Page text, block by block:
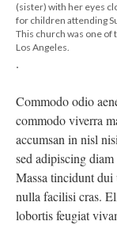
(sister) with her eyes
for children attending
This church was one
Los Angeles.
.
Commodo odio
commodo viverra
accumsan in nisl
sed adipiscing
Massa tincidunt
nulla facilisi cras.
lobortis feugiat